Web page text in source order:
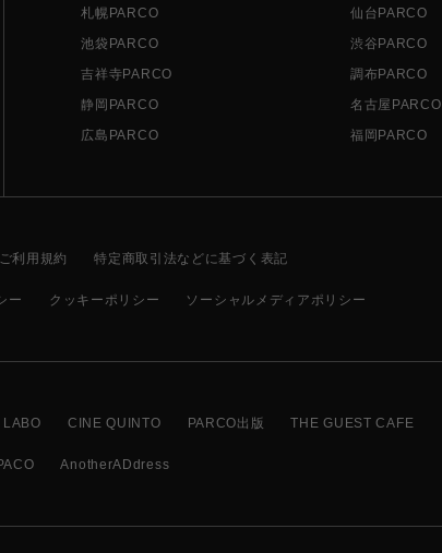
札幌PARCO 仙台PARCO
池袋PARCO
渋谷PARCO
吉祥寺PARCO
調布PARCO
静岡PARCO
名古屋PARCO
広島PARCO
福岡PARCO
ご利用規約 特定商取引法などに基づく表記
ー クッキーポリシー ソーシャルメディアポリシー
LABO CINE QUINTO PARCO出版 THE GUEST CAFE
AnotherADdress